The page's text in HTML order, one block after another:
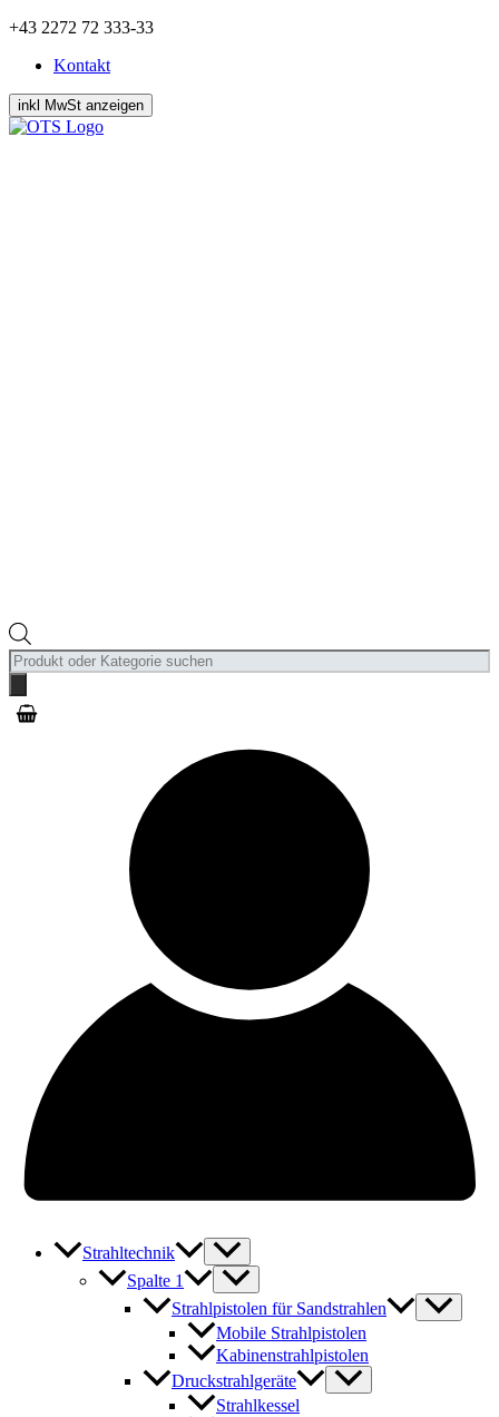
Zum
springen
+43 2272 72 333-33
Kontakt
Products
search
Strahltechnik
Spalte 1
Strahlpistolen für Sandstrahlen
Mobile Strahlpistolen
Kabinenstrahlpistolen
Druckstrahlgeräte
Strahlkessel